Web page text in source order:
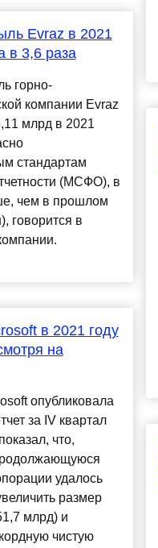
Evraz в 2021
в 3,6 раза
горно-
компании Evraz
млрд в 2021
стандартам
(МСФО), в
чем в прошлом
говорится в
в 2021 году
на
опубликовала
за IV квартал
что,
удалось
размер
млрд) и
чистую